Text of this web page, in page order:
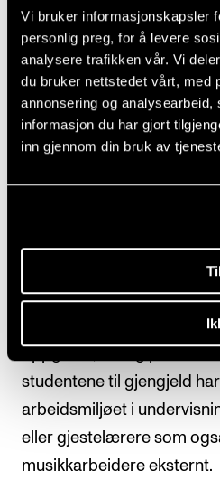
Vi bruker informasjonskapsler
personlig preg, for å levere
analysere trafikken vår. Vi
du bruker nettstedet vårt, med
annonsering og
informasjon du har gjort
inn gjennom din bruk av
Studentene er også mer
får om relevante yrker og
i skåren på 0,5 fra i fjor.
Studentene ved NMH gir
prosjekter/oppgaver i
Dette kan virke som et
samtidig på to ulike
arbeidslivet. En forklaring
studentene til gjengjeld
arbeidsmiljøet i
eller gjestelærere som
musikkarbeidere eksternt.